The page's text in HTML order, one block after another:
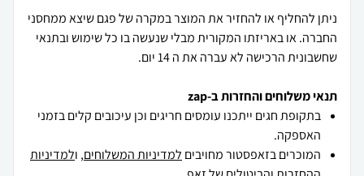
ניתן להחליף או להחזיר את המוצר במקרה של פגם שיצא ממחסני
החברה. או באריזתו המקורית מבלי שנעשה בו כל שימוש ובתנאי
שחשבונית הרכישה לא עברה את ה 14 יום.
תנאי משלוחים והחזרות ב-zap
בתקופת חגים ייתכנו עומסים חריגים וכן עיכובים קלים בזמני
האספקה.
המוכרים בזאפסטור מחויבים למדיניות המשלוחים, ולמדיניות